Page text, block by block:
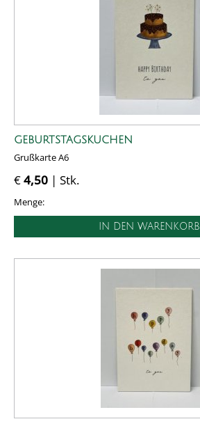
GEBURTSTAGSKUCHEN
Grußkarte A6
€4,50 | Stk.
Menge:
IN DEN WARENKORB